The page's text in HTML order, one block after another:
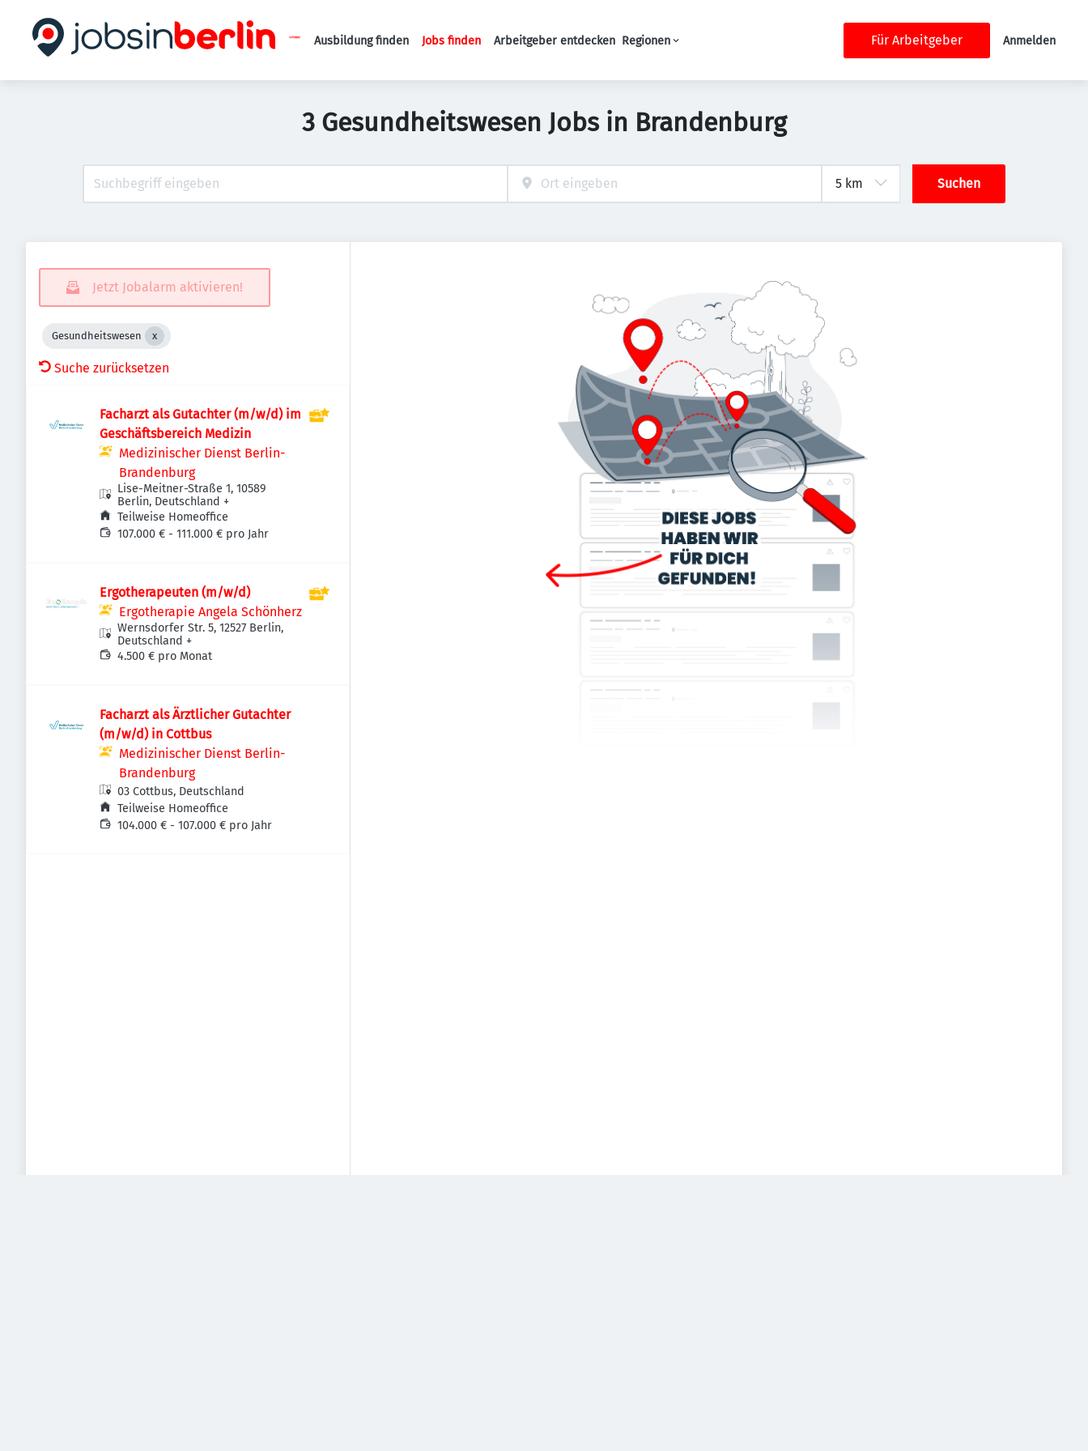
Haupt-Navigation
Ausbildung finden Jobs finden Arbeitgeber entdecken Regionen Für Arbeitgeber Anmelden
3 Gesundheitswesen Jobs in Brandenburg
Suchen
Jetzt Jobalarm aktivieren!
Gesundheitswesen
Suche zurücksetzen
Facharzt als Gutachter (m/w/d) im
Geschäftsbereich Medizin
Medizinischer Dienst Berlin-
Brandenburg
Lise-Meitner-Straße 1, 10589
Berlin, Deutschland +
Teilweise Homeoffice
107.000 € - 111.000 € pro Jahr
Ergotherapeuten (m/w/d)
Ergotherapie Angela Schönherz
Wernsdorfer Str. 5, 12527 Berlin,
Deutschland +
4.500 € pro Monat
Facharzt als Ärztlicher Gutachter
(m/w/d) in Cottbus
Medizinischer Dienst Berlin-
Brandenburg
03 Cottbus, Deutschland
Teilweise Homeoffice
104.000 € - 107.000 € pro Jahr